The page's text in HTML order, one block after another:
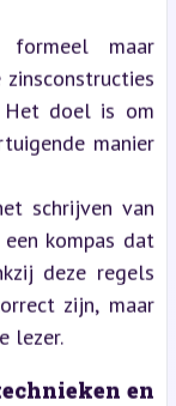
maar
Het doel is om
manier
schrijven van
kompas dat
deze regels
zijn, maar
lezer.
en